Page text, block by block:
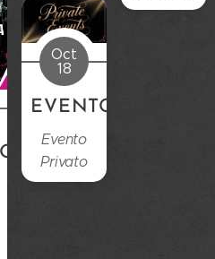
Oct
18
EVENTO
Evento
Privato